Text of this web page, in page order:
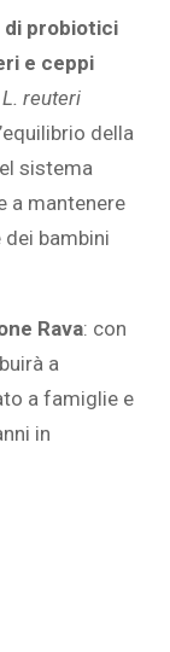
di probiotici
e ceppi
L. reuteri
della
sistema
a mantenere
bambini
Rava: con
a
a famiglie e
in